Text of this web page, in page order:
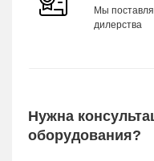
Мы
дилерства
Нужна
оборудования?